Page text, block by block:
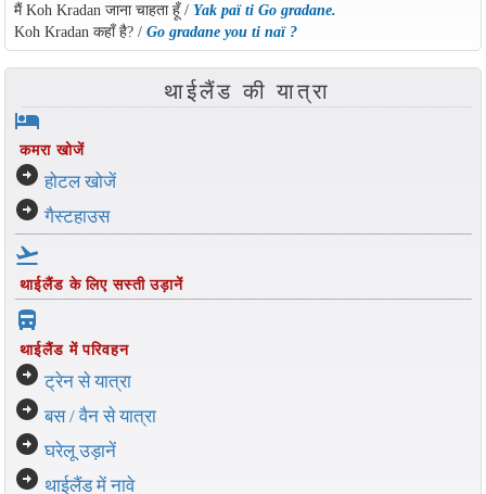
मैं Koh Kradan जाना चाहता हूँ / Yak paï ti Go gradane.
Koh Kradan कहाँ है? / Go gradane you ti naï ?
थाईलैंड की यात्रा
hotel
कमरा खोजें
arrow_circle_right होटल खोजें
arrow_circle_right गैस्टहाउस
flight_takeoff
थाईलैंड के लिए सस्ती उड़ानें
directions_bus_filled
थाईलैंड में परिवहन
arrow_circle_right ट्रेन से यात्रा
arrow_circle_right बस / वैन से यात्रा
arrow_circle_right घरेलू उड़ानें
arrow_circle_right थाईलैंड में नावे